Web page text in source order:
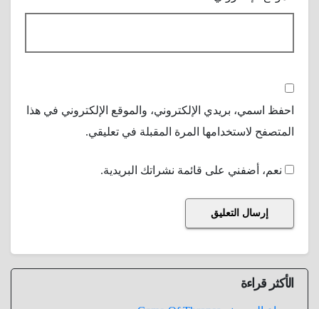
احفظ اسمي، بريدي الإلكتروني، والموقع الإلكتروني في هذا
المتصفح لاستخدامها المرة المقبلة في تعليقي.
نعم، أضفني على قائمة نشراتك البريدية.
الأكثر قراءة